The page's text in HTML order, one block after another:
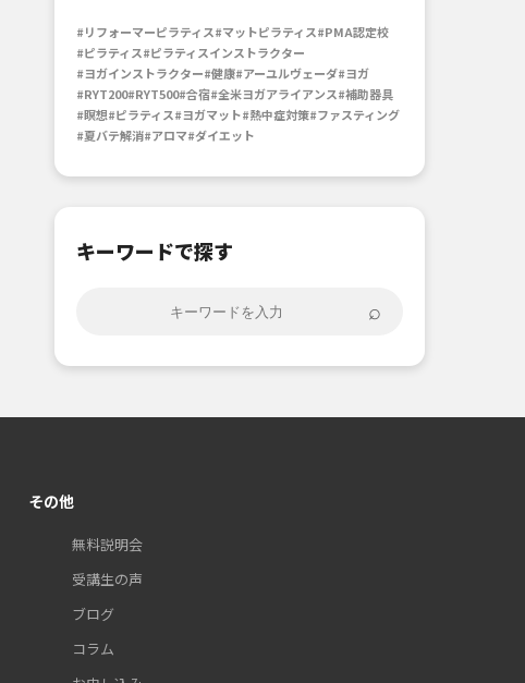
#リフォーマーピラティス#マットピラティス#PMA認定校
#ピラティス#ピラティスインストラクター
#ヨガインストラクター#健康#アーユルヴェーダ#ヨガ
#RYT200#RYT500#合宿#全米ヨガアライアンス#補助器具
#瞑想#ピラティス#ヨガマット#熱中症対策#ファスティング
#夏バテ解消#アロマ#ダイエット
キーワードで探す
⌕
その他
無料説明会
受講生の声
ブログ
コラム